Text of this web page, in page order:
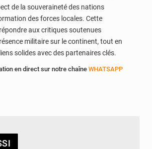
de la souveraineté des nations
des forces locales. Cette
aux critiques soutenues
militaire sur le continent, tout en
solides avec des partenaires clés.
en direct sur notre chaîne WHATSAPP